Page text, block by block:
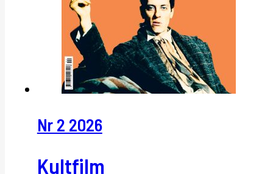
Nr 2 2026
Kultfilm